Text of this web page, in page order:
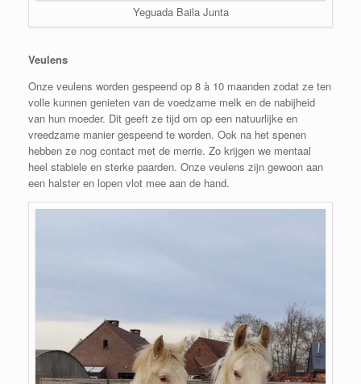
Yeguada Baila Junta
Veulens
Onze veulens worden gespeend op 8 à 10 maanden zodat ze ten
volle kunnen genieten van de voedzame melk en de nabijheid
van hun moeder. Dit geeft ze tijd om op een natuurlijke en
vreedzame manier gespeend te worden. Ook na het spenen
hebben ze nog contact met de merrie. Zo krijgen we mentaal
heel stabiele en sterke paarden. Onze veulens zijn gewoon aan
een halster en lopen vlot mee aan de hand.